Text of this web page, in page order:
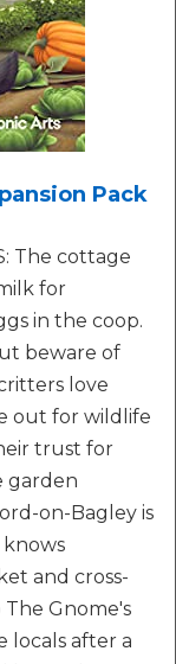
Pack
The cottage
for
in the coop.
beware of
love
out for wildlife
trust for
garden
on-Bagley is
and cross-
Gnome's
locals after a